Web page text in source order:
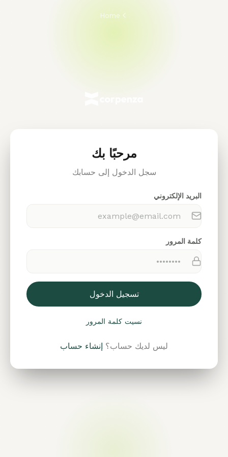
Home
مرحبًا بك
سجل الدخول إلى حسابك
البريد الإلكتروني
كلمة المرور
تسجيل الدخول
نسيت كلمة المرور
ليس لديك حساب؟ إنشاء حساب